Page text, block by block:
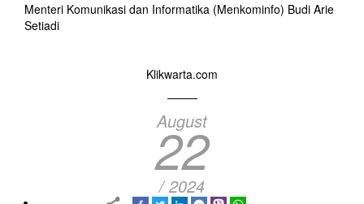
Menteri Komunikasi dan Informatika (Menkominfo) Budi Arie
Setiadi
Klikwarta.com
August
22
/ 2024